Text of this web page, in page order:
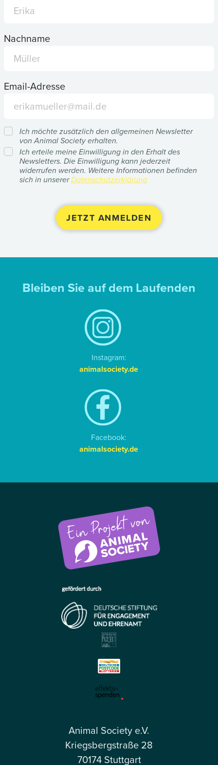
Nachname
Email-Adresse
Ich möchte zusätzlich den allgemeinen Newsletter
von Animal Society erhalten.
Ich erteile meine Einwilligung in den Erhalt des
Newsletters. Die Einwilligung kann jederzeit
widerrufen werden. Weitere Informationen befinden
sich in unsererDatenschutzerklärung
Bleiben Sie auf dem Laufenden
Instagram:
animalsociety.de
Facebook:
animalsociety.de
Animal Society e.V.
Kriegsbergstraße 28
70174 Stuttgart